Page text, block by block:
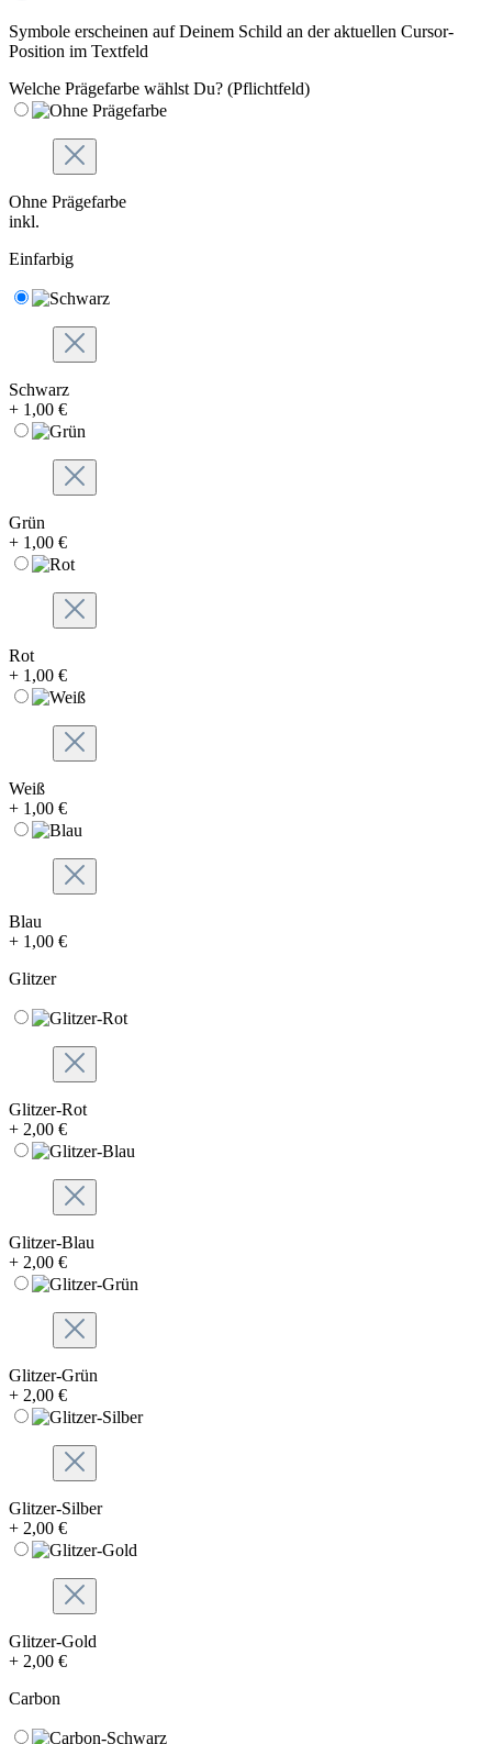
Symbole erscheinen auf Deinem Schild an der aktuellen Cursor-
Position im Textfeld
Welche Prägefarbe wählst Du? (Pflichtfeld)
Ohne Prägefarbe
inkl.
Einfarbig
Schwarz
+ 1,00 €
Grün
+ 1,00 €
Rot
+ 1,00 €
Weiß
+ 1,00 €
Blau
+ 1,00 €
Glitzer
Glitzer-Rot
+ 2,00 €
Glitzer-Blau
+ 2,00 €
Glitzer-Grün
+ 2,00 €
Glitzer-Silber
+ 2,00 €
Glitzer-Gold
+ 2,00 €
Carbon